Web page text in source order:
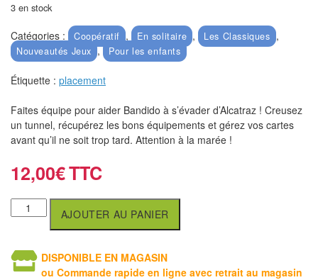
Logiciels
d'échecs
Livres
en
anglais
Livres
français
Tables
Accessoires
Jeux
3 en stock
Catégories : Coopératif , En solitaire , Les Classiques ,
Nouveautés Jeux , Pour les enfants
Étiquette : placement
Faites équipe pour aider Bandido à s’évader d’Alcatraz ! Creusez
un tunnel, récupérez les bons équipements et gérez vos cartes
avant qu’il ne soit trop tard. Attention à la marée !
12,00€
AJOUTER AU PANIER
DISPONIBLE EN MAGASIN
ou Commande rapide en ligne avec retrait au magasin